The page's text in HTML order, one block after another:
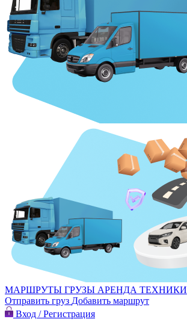
МАРШРУТЫ ГРУЗЫ АРЕНДА ТЕХНИКИ
Отправить груз Добавить маршрут
Вход / Регистрация